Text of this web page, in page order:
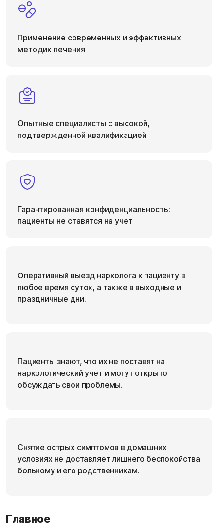
Применение современных и эффективных
методик лечения
Опытные специалисты с высокой,
подтвержденной квалификацией
Гарантированная конфиденциальность:
пациенты не ставятся на учет
Оперативный выезд нарколога к пациенту в
любое время суток, а также в выходные и
праздничные дни.
Пациенты знают, что их не поставят на
наркологический учет и могут открыто
обсуждать свои проблемы.
Снятие острых симптомов в домашних
условиях не доставляет лишнего беспокойства
больному и его родственникам.
Главное